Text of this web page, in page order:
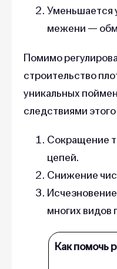
Уменьшается
межени —
Помимо
строительство
уникальных
следствиями этого
Сокращение
цепей.
Снижение
многих видов
Как помочь